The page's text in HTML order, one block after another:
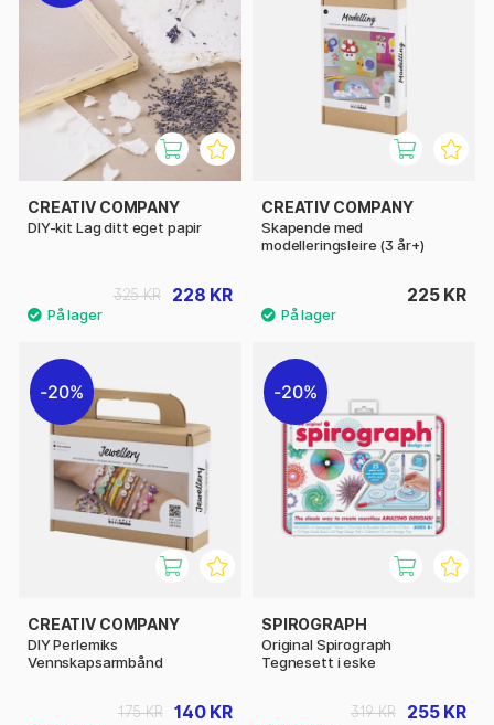
CREATIV COMPANY
DIY-kit Lag ditt eget papir
228 KR
325 KR
CREATIV COMPANY
Skapende med
modelleringsleire (3 år+)
225 KR
20%
CREATIV COMPANY
DIY Perlemiks
Vennskapsarmbånd
140 KR
175 KR
20%
SPIROGRAPH
Original Spirograph
Tegnesett i eske
255 KR
319 KR